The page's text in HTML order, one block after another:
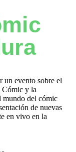
un evento sobre el
Cómic y la
mundo del cómic
de nuevas
en vivo en la